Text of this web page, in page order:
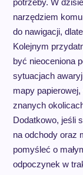
potrzeby. W
narzędziem
do nawigacji,
Kolejnym
być nieoceniona
sytuacjach
mapy
znanych
Dodatkowo, jeśli
na odchody oraz
pomyśleć o
odpoczynek w